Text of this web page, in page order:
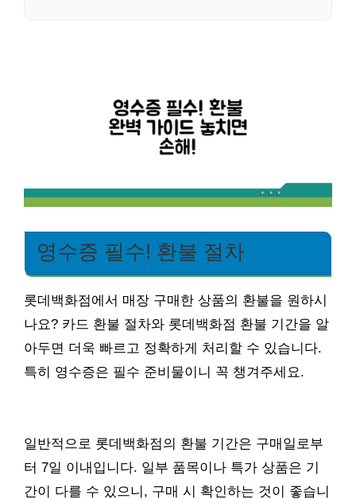
영수증 필수! 환불 절차
롯데백화점에서 매장 구매한 상품의 환불을 원하시
나요? 카드 환불 절차와 롯데백화점 환불 기간을 알
아두면 더욱 빠르고 정확하게 처리할 수 있습니다.
특히 영수증은 필수 준비물이니 꼭 챙겨주세요.
일반적으로 롯데백화점의 환불 기간은 구매일로부
터 7일 이내입니다. 일부 품목이나 특가 상품은 기
간이 다를 수 있으니, 구매 시 확인하는 것이 좋습니